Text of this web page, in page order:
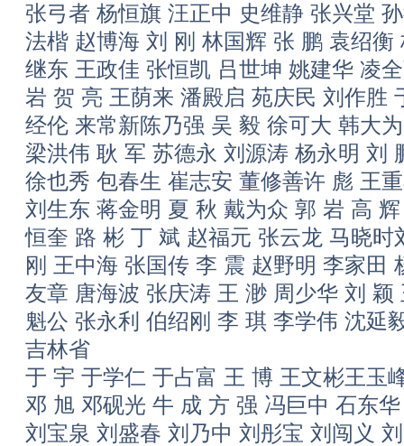
张弓者 杨恒旗 汪正中 史维静 张兴堂
法楷 赵博海 刘 刚 林国辉 张 鹏 袁绍衡
继东 王政佳 张恒凯 吕世坤 姚建华 凌
岩 贺 亮 王荫来 潘殿启 苑庆民 刘作胜
经伦 来常新陈乃强 吴 毅 徐可大 韩大
梁洪伟 耿 军 苏德永 刘源涛 杨永明 刘
徐也秀 包春生 崔志安 董修善许 彪 王
刘生东 蒋金明 夏 秋 戴为众 郭 岩 高
恒奎 路 彬 丁 斌 赵福元 张云龙 马晓时
刚 王中海 张国传 李 震 赵野明 李家田
友章 唐海波 张庆涛 王 渺 周少华 刘 颖
魁公 张永利 伯绍刚 李 琪 李学伟 沈延
吉林省
于 宇 于学仁 于占富 王 博 王文彬王玉
邓 旭 邓砚光 牛 成 方 强 冯巨中 石东
刘宝泉 刘盛春 刘乃中 刘彤宝 刘闯义